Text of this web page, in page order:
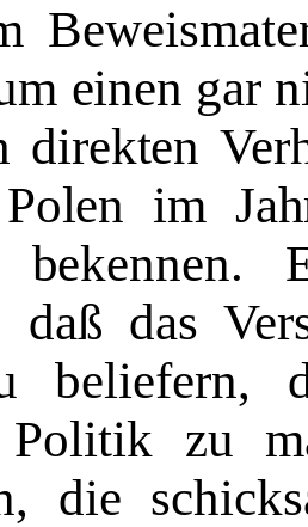
einen gar
direkten
im
bekennen.
daß das
belie­fern,
Politik zu
die schick­